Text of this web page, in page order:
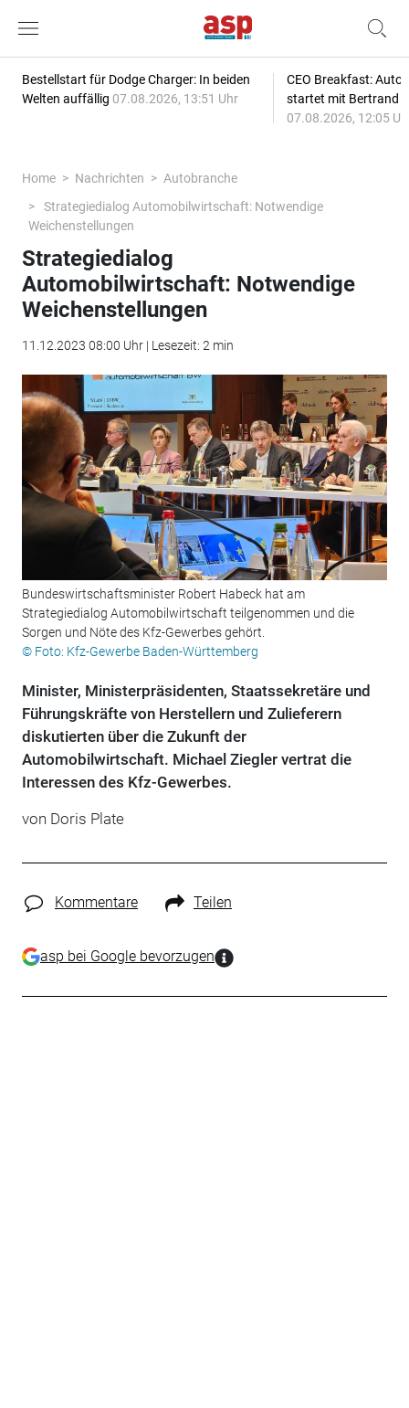
Bestellstart für Dodge Charger: In beiden
Welten auffällig 07.08.2026, 13:51 Uhr
CEO Breakfast:
startet mit Bertrand
07.08.2026, 12:05
Home Nachrichten
Autobranche
Strategiedialog Automobilwirtschaft: Notwendige
Weichenstellungen
Strategiedialog
Automobilwirtschaft: Notwendige
Weichenstellungen
11.12.2023 08:00 Uhr | Lesezeit: 2 min
Bundeswirtschaftsminister Robert Habeck hat am
Strategiedialog Automobilwirtschaft teilgenommen und die
Sorgen und Nöte des Kfz-Gewerbes gehört.
© Foto: Kfz-Gewerbe Baden-Württemberg
Minister, Ministerpräsidenten, Staatssekretäre und
Führungskräfte von Herstellern und Zulieferern
diskutierten über die Zukunft der
Automobilwirtschaft. Michael Ziegler vertrat die
Interessen des Kfz-Gewerbes.
von Doris Plate
Kommentare Teilen
asp bei Google bevorzugen